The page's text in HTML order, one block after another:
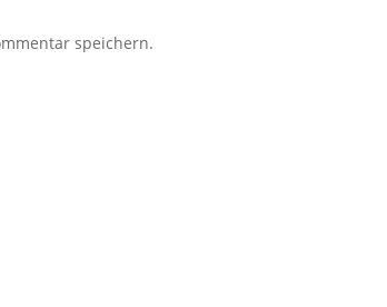
speichern.